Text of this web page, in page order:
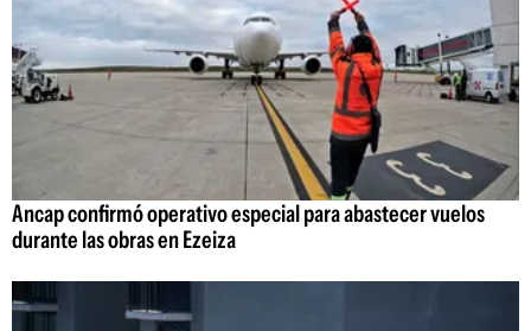
Ancap confirmó operativo especial para abastecer vuelos
durante las obras en Ezeiza